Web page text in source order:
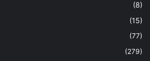
(8)
(15)
(77)
(279)